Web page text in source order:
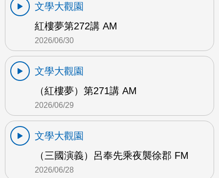
文學大觀園
紅樓夢第272講 AM
2026/06/30
文學大觀園
（紅樓夢）第271講 AM
2026/06/29
文學大觀園
（三國演義）呂奉先乘夜襲徐郡 FM
2026/06/28